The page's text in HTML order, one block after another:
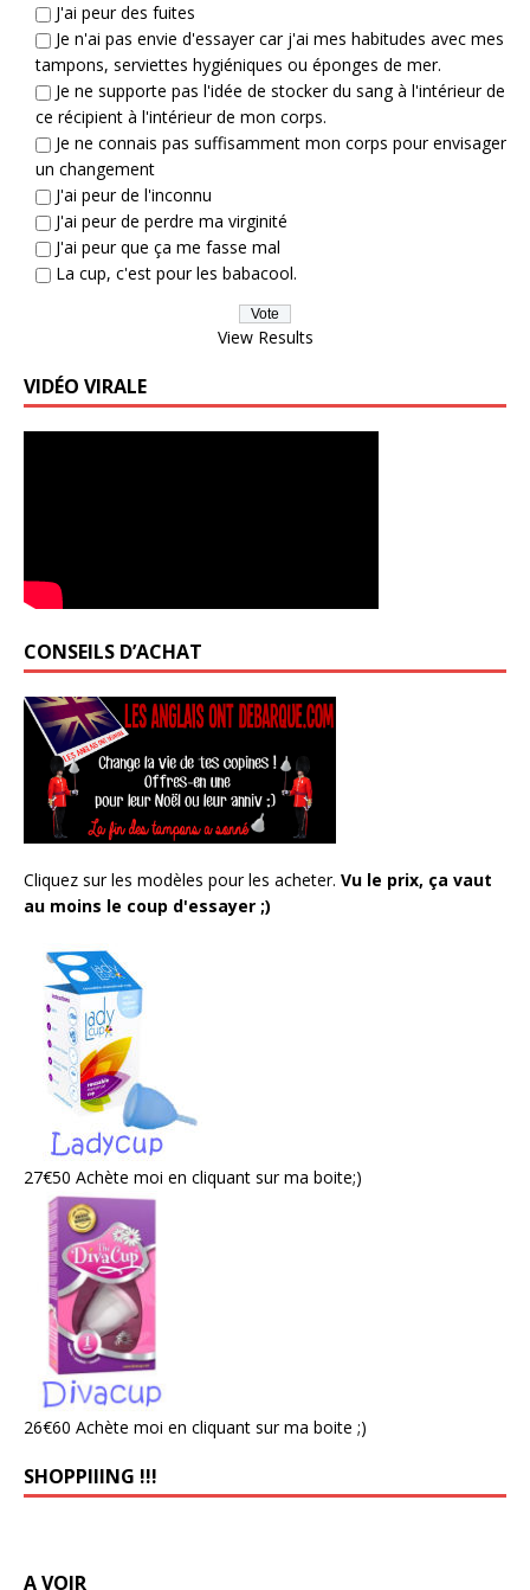
J'ai peur des fuites
Je n'ai pas envie d'essayer car j'ai mes habitudes avec mes
tampons, serviettes hygiéniques ou éponges de mer.
Je ne supporte pas l'idée de stocker du sang à l'intérieur de
ce récipient à l'intérieur de mon corps.
Je ne connais pas suffisamment mon corps pour envisager
un changement
J'ai peur de l'inconnu
J'ai peur de perdre ma virginité
J'ai peur que ça me fasse mal
La cup, c'est pour les babacool.
View Results
VIDÉO VIRALE
CONSEILS D’ACHAT
Cliquez sur les modèles pour les acheter. Vu le prix, ça vaut
au moins le coup d'essayer ;)
27€50 Achète moi en cliquant sur ma boite;)
26€60 Achète moi en cliquant sur ma boite ;)
SHOPPIIING !!!
A VOIR